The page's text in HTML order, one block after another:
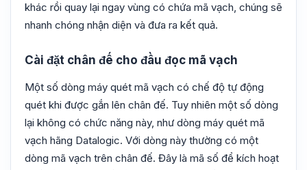
khác rồi quay lại ngay vùng có chứa mã vạch, chúng sẽ
nhanh chóng nhận diện và đưa ra kết quả.
Cài đặt chân đế cho đầu đọc mã vạch
Một số dòng máy quét mã vạch có chế độ tự động
quét khi được gắn lên chân đế. Tuy nhiên một số dòng
lại không có chức năng này, như dòng máy quét mã
vạch hãng Datalogic. Với dòng này thường có một
dòng mã vạch trên chân đế. Đây là mã số để kích hoạt